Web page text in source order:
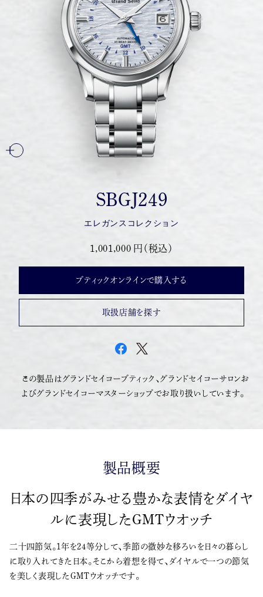
SBGJ249
エレガンスコレクション
1,001,000 円（税込）
ブティックオンラインで購入する
取扱店舗を探す
この製品はグランドセイコーブティック、グランドセイコーサロンお
よびグランドセイコーマスターショップでお取り扱いしています。
製品概要
日本の四季がみせる豊かな表情をダイヤ
ルに表現したGMTウオッチ
二十四節気。1年を24等分して、季節の微妙な移ろいを日々の暮らし
に取り入れてきた日本。そこから着想を得て、ダイヤルで一つの節気
を美しく表現したGMTウオッチです。